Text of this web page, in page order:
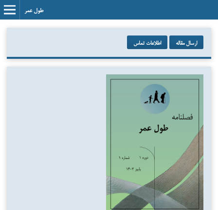
طول عمر
ارسال مقاله اطلاعات تماس